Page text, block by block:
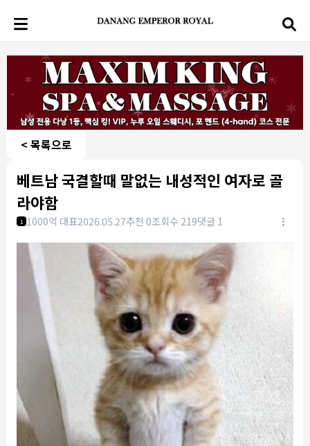
< 목록으로
베트남 국결할때 말없는 내성적인 여자로 골
라야함
1 1000억 대표2026.05.27추천 0조회수 219댓글 1